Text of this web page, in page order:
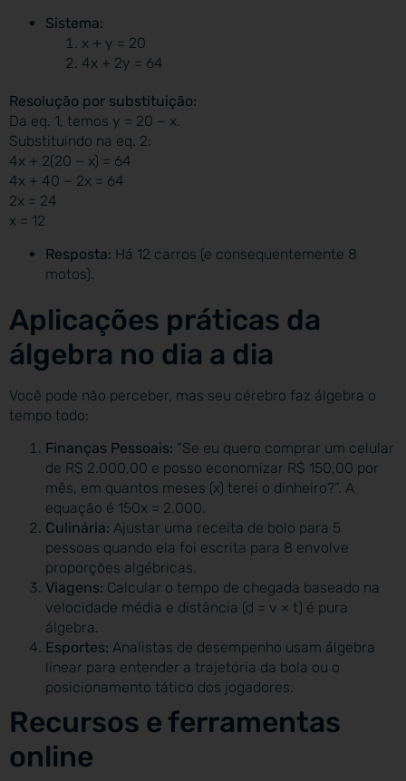
Sistema:
x + y = 20
4x + 2y = 64
Resolução por substituição:
Da eq. 1, temos y = 20 − x.
Substituindo na eq. 2:
4x + 2(20 − x) = 64
4x + 40 − 2x = 64
2x = 24
x = 12
Resposta: Há 12 carros (e consequentemente 8
motos).
Aplicações práticas da
álgebra no dia a dia
Você pode não perceber, mas seu cérebro faz álgebra o
tempo todo:
Finanças Pessoais: “Se eu quero comprar um celular
de R$ 2.000,00 e posso economizar R$ 150,00 por
mês, em quantos meses (x) terei o dinheiro?”. A
equação é 150x = 2.000.
Culinária: Ajustar uma receita de bolo para 5
pessoas quando ela foi escrita para 8 envolve
proporções algébricas.
Viagens: Calcular o tempo de chegada baseado na
velocidade média e distância (d = v × t) é pura
álgebra.
Esportes: Analistas de desempenho usam álgebra
linear para entender a trajetória da bola ou o
posicionamento tático dos jogadores.
Recursos e ferramentas
online